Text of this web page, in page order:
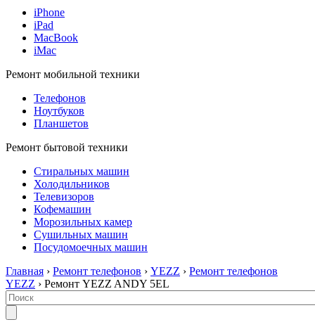
iPhone
iPad
MacBook
iMac
Ремонт мобильной техники
Телефонов
Ноутбуков
Планшетов
Ремонт бытовой техники
Стиральных машин
Холодильников
Телевизоров
Кофемашин
Морозильных камер
Сушильных машин
Посудомоечных машин
Главная › Ремонт телефонов › YEZZ › Ремонт телефонов
YEZZ › Ремонт YEZZ ANDY 5EL